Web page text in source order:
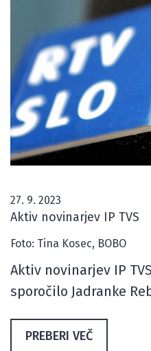
27. 9. 2023
Aktiv novinarjev IP TVS
Foto: Tina Kosec, BOBO
Aktiv novinarjev IP
sporočilo Jadranke
PREBERI VEČ